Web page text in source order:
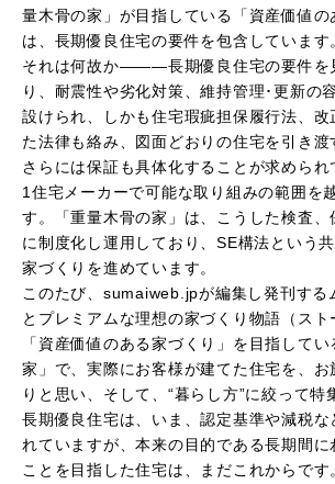
量木骨の家」が目指している「資産価値の
は、長期優良住宅の要件を包含しています
それは何故か―――長期優良住宅の要件を
り、耐震性や劣化対策、維持管理･更新の
設けられ、しかも住宅瑕疵担保履行法、改
た法律も絡み、図面どおりの住宅を引き渡
さらには保証も具体化することが求められ
1住宅メーカーで可能な取り組みの範囲を
す。「重量木骨の家」は、こうした検査
に制度化し運用しており、SE構法という
家づくりを進めています。
このたび、sumaiweb.jpが編集し発刊する
とプレミアムな理想の家づくり物語（スト
「資産価値のある家づくり」を目指して
家」で、実際にお客様が建てた住宅を、お
りと思い、そして、“暮らし方”に絞って特
長期優良住宅は、いま、認定基準や減税な
れていますが、本来の目的である長期間に
ことを目指した住宅は、まだこれからです